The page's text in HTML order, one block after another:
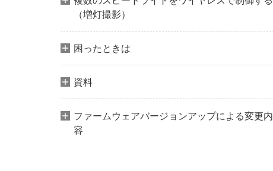
（増灯撮影）
困ったときは
資料
ファームウェアバージョンアップによる変更内
容